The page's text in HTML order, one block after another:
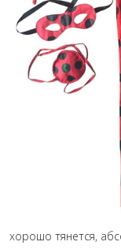
хорошо тянется,